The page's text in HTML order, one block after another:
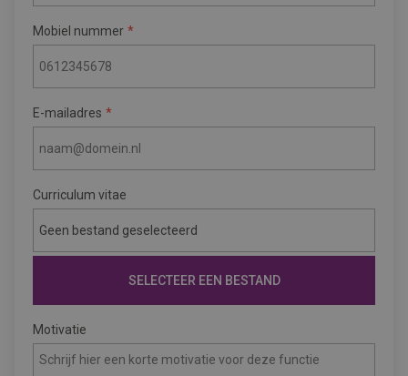
Mobiel nummer
E-mailadres
Curriculum vitae
Geen bestand geselecteerd
SELECTEER EEN BESTAND
Motivatie